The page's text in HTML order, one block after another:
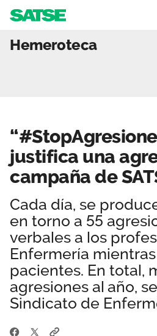
Delegados Sindicales
Estructura organizativa
Ámbitos de negociación
Secciones sindicales
Qué ofrecemos
Servicios
Ventajas
Actualidad
Temas
Noticias
Sala de prensa
Perspectivas
Sedes
Contáctanos
Área
Hemeroteca
justifica una
campaña de
Cada día, se
en torno a 55
verbales a los
Enfermería
pacientes. En total,
agresiones al año,
Sindicato de